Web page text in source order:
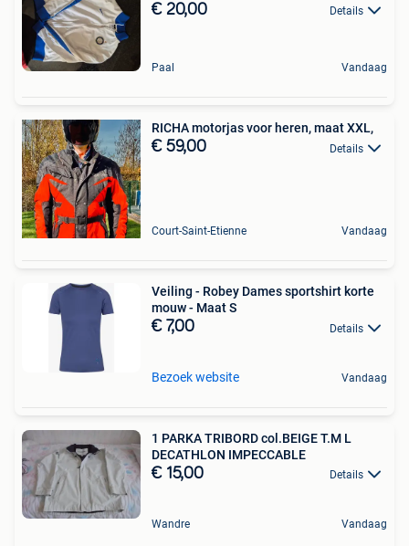
€ 20,00 Details
Paal Vandaag
RICHA motorjas voor heren, maat XXL,
€ 59,00 Details
Court-Saint-Etienne Vandaag
Veiling - Robey Dames sportshirt korte
mouw - Maat S
€ 7,00 Details
Bezoek website Vandaag
1 PARKA TRIBORD col.BEIGE T.M L
DECATHLON IMPECCABLE
€ 15,00 Details
Wandre Vandaag